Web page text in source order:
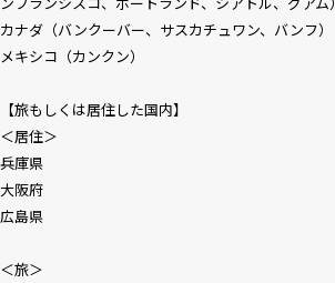
カナダ（バンクーバー、サスカチュワン、バンフ）
メキシコ（カンクン）
【旅もしくは居住した国内】
＜居住＞
兵庫県
大阪府
広島県
＜旅＞